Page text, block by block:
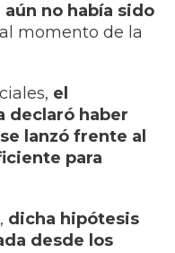
no había sido
momento de la
el
declaró haber
lanzó frente al
para
dicha hipótesis
desde los